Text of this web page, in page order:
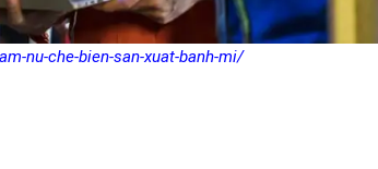
nu-che-bien-san-xuat-banh-mi/